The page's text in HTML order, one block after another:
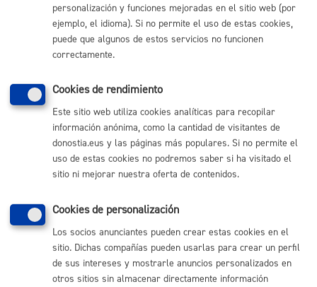
Horario: 09:00-14:00 y 15:00-17:00 (de lunes a
viernes). 10:00-13:00 (sábados)
esta web(se necesita certificado digital).
Más información
Para cualquier consulta o sugerencia:
Buzón de la Ciudadanía
desde fuera de Donostia/San Sebastián)
Más información sobre lassobre las Elecciones al
Parlamento Europeo del 09-06-2024
personalización y funciones mejoradas en el sitio web (por
ejemplo, el idioma). Si no permite el uso de estas cookies,
puede que algunos de estos servicios no funcionen
correctamente.
Cookies de rendimiento
Este sitio web utiliza cookies analíticas para recopilar
información anónima, como la cantidad de visitantes de
donostia.eus y las páginas más populares. Si no permite el
uso de estas cookies no podremos saber si ha visitado el
sitio ni mejorar nuestra oferta de contenidos.
Cookies de personalización
Los socios anunciantes pueden crear estas cookies en el
sitio. Dichas compañías pueden usarlas para crear un perfil
de sus intereses y mostrarle anuncios personalizados en
otros sitios sin almacenar directamente información